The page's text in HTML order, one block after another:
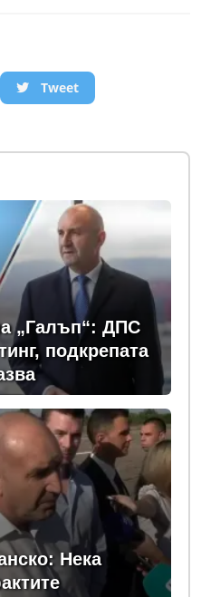
Tweet
„Галъп“: ДПС
подкрепата
Нека